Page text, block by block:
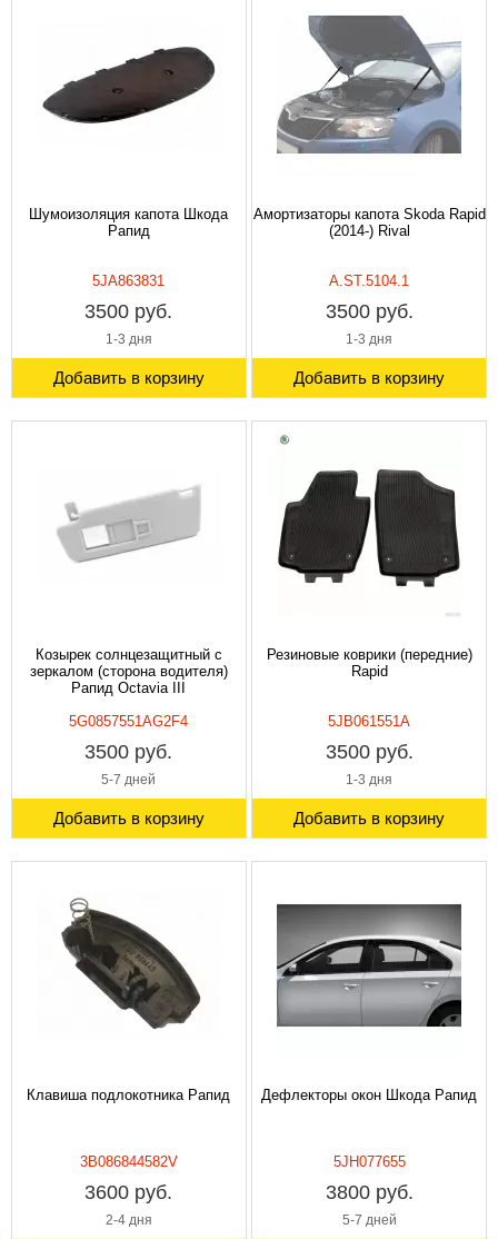
Шумоизоляция капота Шкода
Рапид
5JA863831
3500 руб.
1-3 дня
Добавить в корзину
Амортизаторы капота Skoda Rapid
(2014-) Rival
A.ST.5104.1
3500 руб.
1-3 дня
Добавить в корзину
Козырек солнцезащитный с
зеркалом (сторона водителя)
Рапид Octavia III
5G0857551AG2F4
3500 руб.
5-7 дней
Добавить в корзину
Резиновые коврики (передние)
Rapid
5JB061551A
3500 руб.
1-3 дня
Добавить в корзину
Клавиша подлокотника Рапид
3B086844582V
3600 руб.
2-4 дня
Дефлекторы окон Шкода Рапид
5JH077655
3800 руб.
5-7 дней